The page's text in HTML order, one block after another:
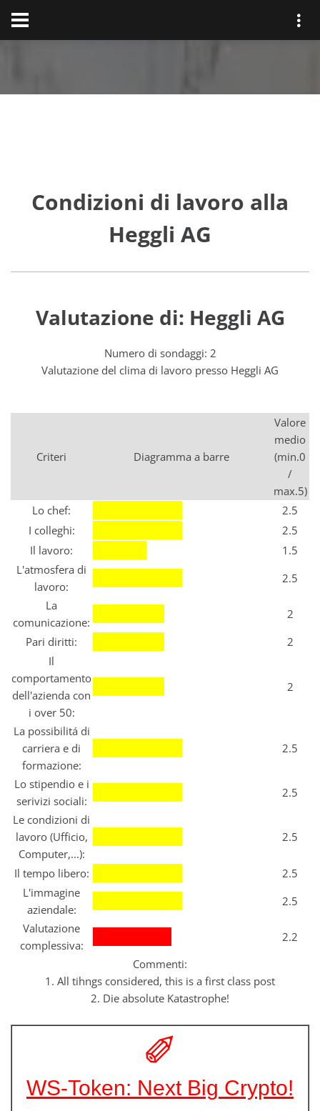
Condizioni di lavoro alla
Heggli AG
Valutazione di: Heggli AG
Numero di sondaggi: 2
Valutazione del clima di lavoro presso Heggli AG
Criteri Diagramma a barre
Valore
medio
(min.0
/
max.5)
Lo chef:
2.5
I colleghi:
2.5
Il lavoro:
1.5
L'atmosfera di
lavoro:
2.5
La
comunicazione:
2
Pari diritti:
2
Il
comportamento
dell'azienda con
i over 50:
2
La possibilitá di
carriera e di
formazione:
2.5
Lo stipendio e i
serivizi sociali:
2.5
Le condizioni di
lavoro (Ufficio,
Computer,...):
2.5
Il tempo libero:
2.5
L'immagine
aziendale:
2.5
Valutazione
complessiva:
2.2
Commenti:
1. All tihngs considered, this is a first class post
2. Die absolute Katastrophe!